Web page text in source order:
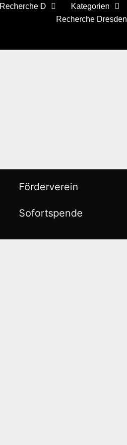
Recherche D
Kategorien
Recherche Dresden
Förderverein
Sofortspende